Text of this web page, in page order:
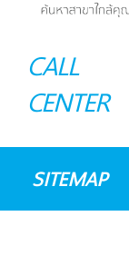
CALL
CENTER
SITEMAP